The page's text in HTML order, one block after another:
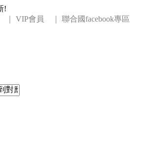
VIP會員 ｜ 聯合國facebook專區